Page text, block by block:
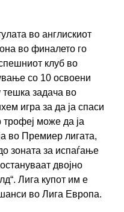
во англискиот
во финалето го
клуб во
со 10 освоени
задача во
игра за да ја спаси
трофеј може да ја
во Премиер лигата,
зоната за испаѓање
двојно
Лига купот им е
во Лига Европа.